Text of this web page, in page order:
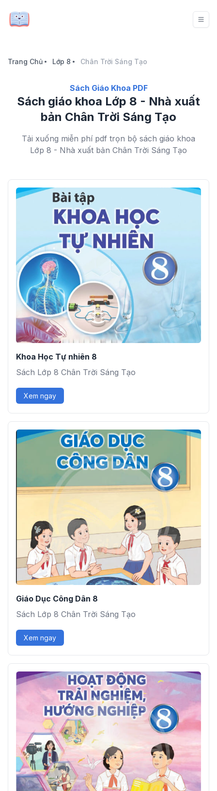
Trang Chủ Lớp 8 Chân Trời Sáng Tạo
Sách Giáo Khoa PDF
Sách giáo khoa Lớp 8 - Nhà xuất
bản Chân Trời Sáng Tạo
Tải xuống miễn phí pdf trọn bộ sách giáo khoa
Lớp 8 - Nhà xuất bản Chân Trời Sáng Tạo
Khoa Học Tự nhiên 8
Sách Lớp 8 Chân Trời Sáng Tạo
Xem ngay
Giáo Dục Công Dân 8
Sách Lớp 8 Chân Trời Sáng Tạo
Xem ngay